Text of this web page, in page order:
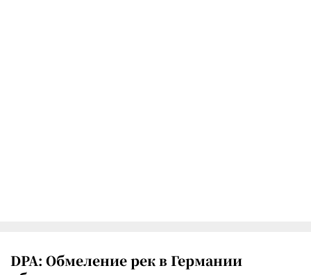
DPA: Обмеление рек в Германии